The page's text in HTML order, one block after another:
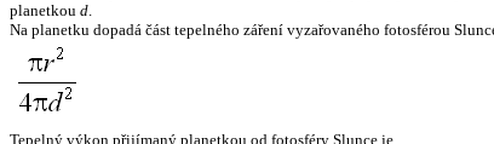
planetkou d.
Na planetku dopadá část tepelného záření vyzařovaného fotosférou
Tepelný výkon přijímaný planetkou od fotosféry Slunce je